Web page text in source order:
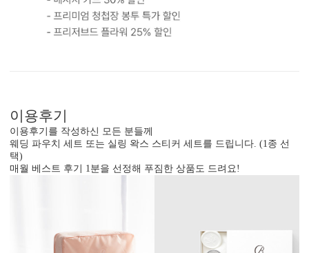
기본 주소형, 디자인형, 문구 인쇄 등 다양한 편집을 제공합니다.
실용성과 감성을 모두 담으세요.
이용후기
이용후기를 작성하신 모든 분들께
웨딩 파우치 세트 또는 실링 왁스 스티커 세트를 드립니다. (1종 선
택)
매월 베스트 후기 1분을 선정해 푸짐한 상품도 드려요!